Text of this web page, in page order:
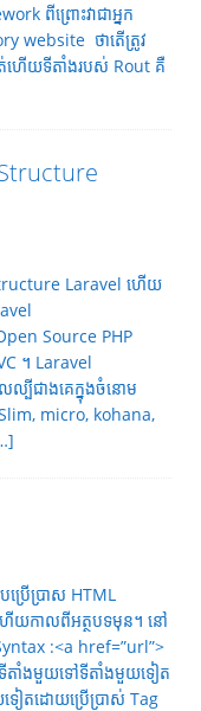
ពីព្រោះវាជាអ្នក
website​ ថាតើត្រូវ
ហើយទីតាំងរបស់ Rout គឺ
Laravel ហើយ
Source PHP
។ Laravel
ល្បីជាងគេក្នុងចំនោម
micro, kohana,
រើប្រាស HTML
ហើយកាលពីអត្ថបទមុន។ នៅ
Syntax :<a href=”url”>
ទីតាំងមួយទៅទីតាំងមួយទៀត
ៀតដោយប្រើប្រាស់ Tag